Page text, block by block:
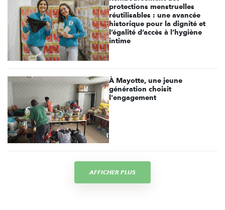
protections menstruelles
réutilisables : une avancée
historique pour la dignité et
l’égalité d’accès à l’hygiène
intime
À Mayotte, une jeune
génération choisit
l'engagement
AFFICHER PLUS